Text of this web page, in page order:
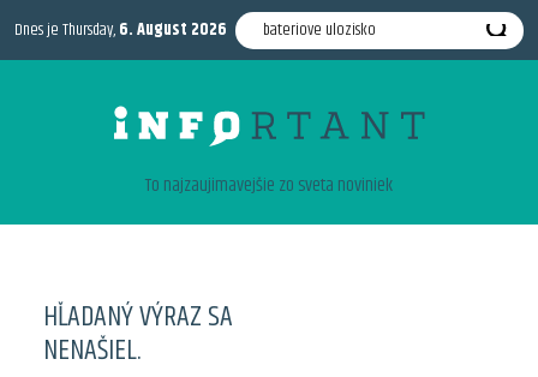
Dnes je Thursday,6. August 2026
To najzaujimavejšie zo sveta noviniek
HĽADANÝ VÝRAZ SA
NENAŠIEL.